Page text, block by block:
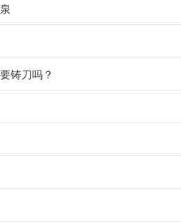
铸刀吗？